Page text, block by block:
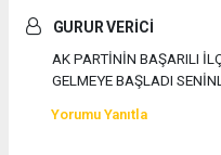
GURUR VERİCİ
AK PARTİNİN BAŞARILI
GELMEYE BAŞLADI
Yorumu Yanıtla